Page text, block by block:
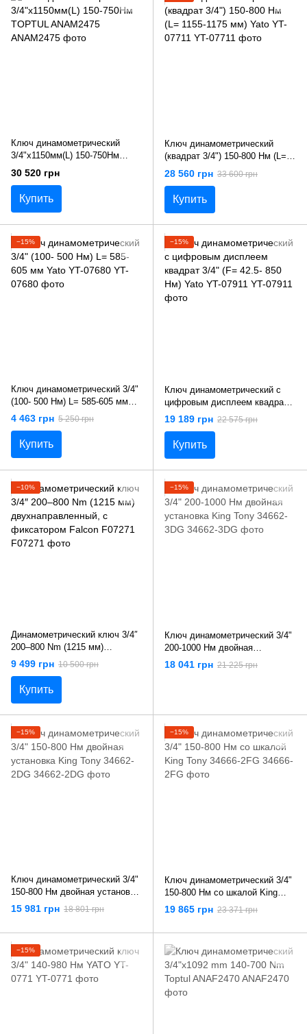
Ключ динамометрический
3/4"x1150мм(L) 150-750Нм
TOPTUL ANAM2475
30 520 грн
Купить
Ключ динамометрический
(квадрат 3/4") 150-800 Нм (L=
1155-1175 мм) Yato YT-07711
28 560 грн 33 600 грн
Купить
−15%
Ключ динамометрический 3/4"
(100- 500 Нм) L= 585-605 мм
Yato YT-07680
4 463 грн 5 250 грн
Купить
−15%
Ключ динамометрический с
цифровым дисплеем квадрат
3/4" (F= 42.5- 850 Нм) Yato YT-
19 189 грн 22 575 грн
Купить
−10%
Динамометрический ключ 3/4″
200–800 Nm (1215 мм)
двухнаправленный, с
фиксатором Falcon F07271
9 499 грн 10 500 грн
Купить
−15%
Ключ динамометрический 3/4"
200-1000 Нм двойная
установка King Tony 34662-3DG
18 041 грн 21 225 грн
−15%
Ключ динамометрический 3/4"
150-800 Нм двойная установка
King Tony 34662-2DG
15 981 грн 18 801 грн
−15%
Ключ динамометрический 3/4"
150-800 Нм со шкалой King
Tony 34666-2FG
19 865 грн 23 371 грн
−15%